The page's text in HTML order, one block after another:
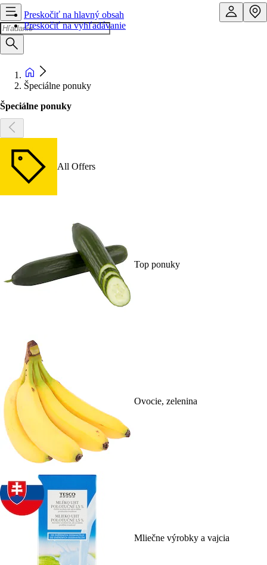
Preskočiť na hlavný obsah
Preskočiť na vyhľadávanie
Špeciálne ponuky
Špeciálne ponuky
All Offers
Top ponuky
Ovocie, zelenina
Mliečne výrobky a vajcia